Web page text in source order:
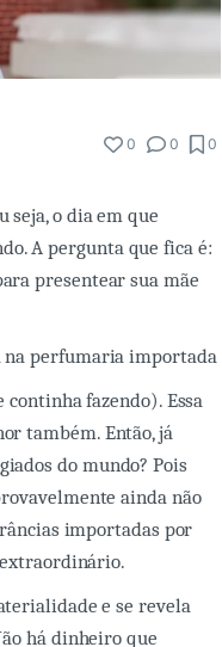
0 0 0
seja, o dia em que
A pergunta que fica é:
presentear sua mãe
na perfumaria importada
fazendo). Essa
também. Então, já
do mundo? Pois
ainda não
importadas por
e se revela
há dinheiro que